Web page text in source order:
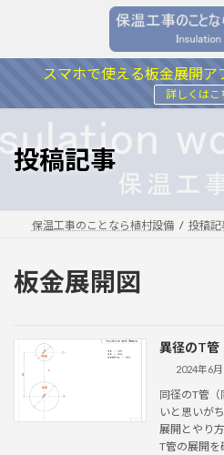
ン
キ
ッ
ー
に
移
スマホで使える板金展開ア
詳しくはこ
投稿記事
保温工事のことなら植村設備 投稿記
板金展開図
異径のT管
2024年6
同径のT管
いと思いが
展開とやり
T管の展開